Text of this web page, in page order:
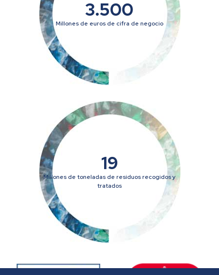
3.500
Millones de euros de cifra de negocio
19
Millones de toneladas de residuos recogidos y
tratados